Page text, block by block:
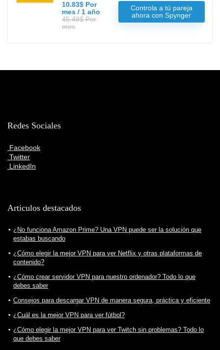
10.83$ Por
mes / 1 año
45.49$ Por
mes
Controla a tú pareja
ahora con Spynger
Redes Sociales
Facebook
Twitter
LinkedIn
Articulos destacados
¿No funciona Amazon Prime? Una VPN puede ser la solución que
estabas buscando
¿Cómo elegir la mejor VPN para ver Netflix y otras plataformas de
contenido?
¿Cómo crear servidor VPN para nuestro ordenador? Todo lo que
debes saber
Consejos para descargar VPN de manera segura, práctica y eficiente
¿Cuál es la mejor VPN para ver fútbol?
¿Cómo elegir la mejor VPN para ver Twitch sin problemas? Todo lo
que debes saber